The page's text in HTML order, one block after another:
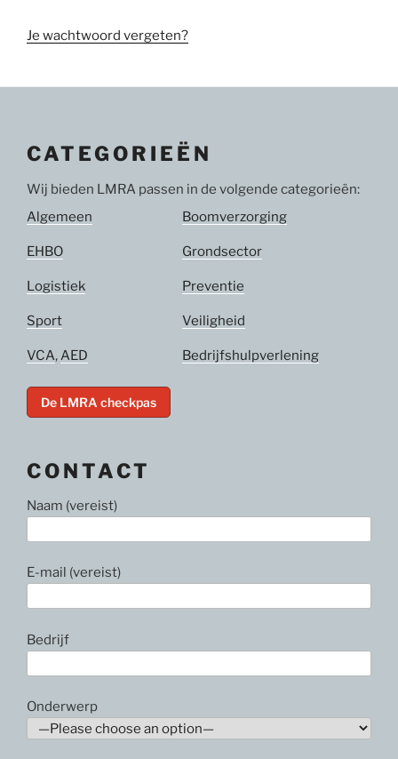
Je wachtwoord vergeten?
CATEGORIEËN
Wij bieden LMRA passen in de volgende categorieën:
Algemeen
Boomverzorging
EHBO Grondsector
Logistiek Preventie
Sport Veiligheid
VCA,AED Bedrijfshulpverlening
De LMRA checkpas
CONTACT
Naam (vereist)
E-mail (vereist)
Bedrijf
Onderwerp